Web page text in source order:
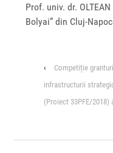
Prof. univ. dr.
Bolyai” din Cluj-
‹
Competiție
infrastructurii
(Proiect 33PFE/2018)